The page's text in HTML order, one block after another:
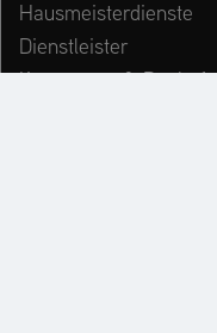
Hausmeisterdienste
Dienstleister
Kommunen & Bauhöfe